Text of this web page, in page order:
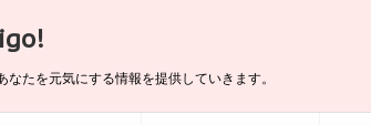
なたを元気にする情報を提供していきます。